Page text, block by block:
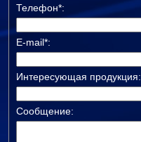
Телефон*:
E-mail*:
Интересующая продукция:
Сообщение: